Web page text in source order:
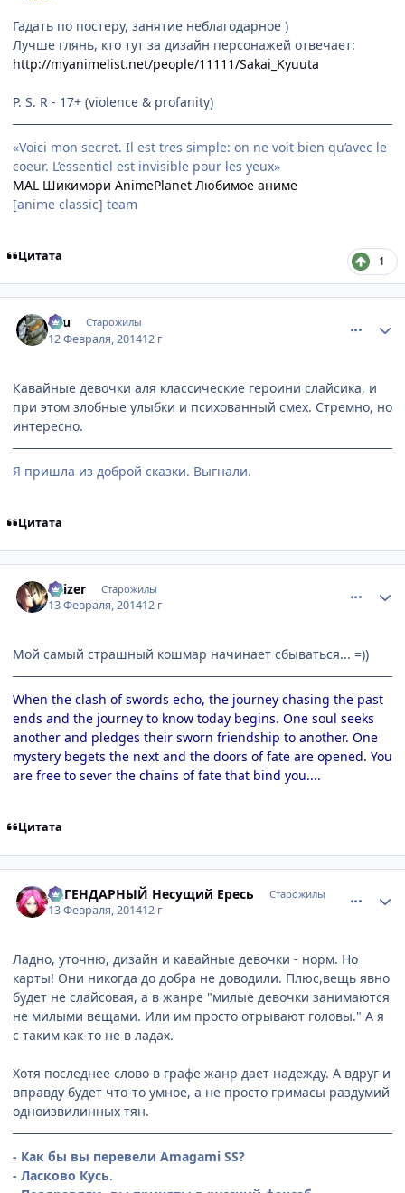
Гадать по постеру, занятие неблагодарное )
Лучше глянь, кто тут за дизайн персонажей отвечает:
http://myanimelist.net/people/11111/Sakai_Kyuuta
P. S. R - 17+ (violence & profanity)
«Voici mon secret. Il est tres simple: on ne voit bien qu’avec le
coeur. L’essentiel est invisible pour les yeux»
MAL Шикимори AnimePlanet Любимое аниме
[anime classic] team
Цитата 1
Ellu Старожилы
12 Февраля, 201412 г
Кавайные девочки аля классические героини слайсика, и
при этом злобные улыбки и психованный смех. Стремно, но
интересно.
Я пришла из доброй сказки. Выгнали.
Цитата
Kaizer Старожилы
13 Февраля, 201412 г
Мой самый страшный кошмар начинает сбываться... =))
When the clash of swords echo, the journey chasing the past
ends and the journey to know today begins. One soul seeks
another and pledges their sworn friendship to another. One
mystery begets the next and the doors of fate are opened. You
are free to sever the chains of fate that bind you....
Цитата
ЛЕГЕНДАРНЫЙ Несущий Ересь Старожилы
13 Февраля, 201412 г
Ладно, уточню, дизайн и кавайные девочки - норм. Но
карты! Они никогда до добра не доводили. Плюс,вещь явно
будет не слайсовая, а в жанре "милые девочки занимаются
не милыми вещами. Или им просто отрывают головы." А я
с таким как-то не в ладах.
Хотя последнее слово в графе жанр дает надежду. А вдруг и
вправду будет что-то умное, а не просто гримасы раздумий
одноизвилинных тян.
- Как бы вы перевели Amagami SS?
- Ласково Кусь.